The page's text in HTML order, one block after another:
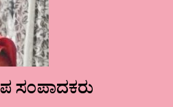
ಸಂಪಾದಕರು